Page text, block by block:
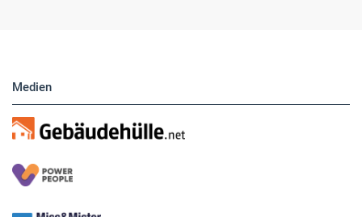
Medien